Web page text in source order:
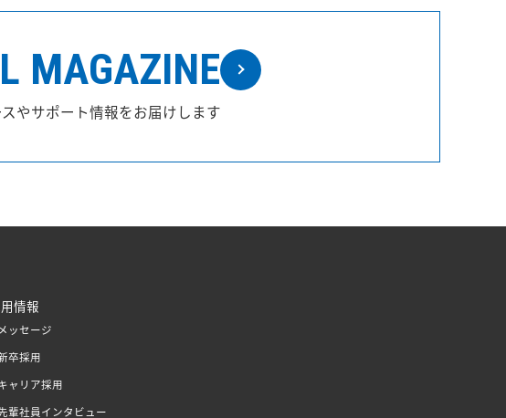
MAGAZINE
やサポート情報をお届けします
情報
ッセージ
卒採用
ャリア採用
輩社員インタビュー